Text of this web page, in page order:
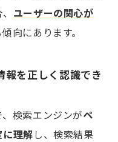
ユーザーの関心が
向にあります。
を正しく認識でき
検索エンジンがペ
理解し、検索結果